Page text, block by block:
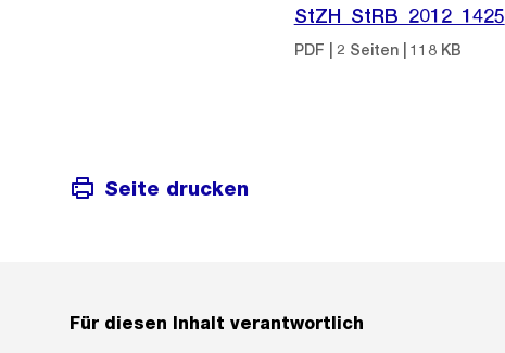
StZH_StRB_2012_1425
PDF | 2 Seiten | 118 KB
Seite drucken
Für diesen Inhalt verantwortlich